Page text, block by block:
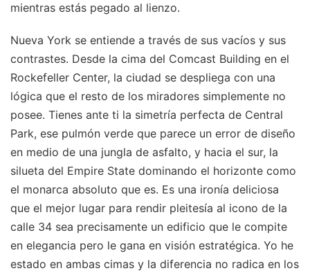
mientras estás pegado al lienzo.
Nueva York se entiende a través de sus vacíos y sus
contrastes. Desde la cima del Comcast Building en el
Rockefeller Center, la ciudad se despliega con una
lógica que el resto de los miradores simplemente no
posee. Tienes ante ti la simetría perfecta de Central
Park, ese pulmón verde que parece un error de diseño
en medio de una jungla de asfalto, y hacia el sur, la
silueta del Empire State dominando el horizonte como
el monarca absoluto que es. Es una ironía deliciosa
que el mejor lugar para rendir pleitesía al icono de la
calle 34 sea precisamente un edificio que le compite
en elegancia pero le gana en visión estratégica. Yo he
estado en ambas cimas y la diferencia no radica en los